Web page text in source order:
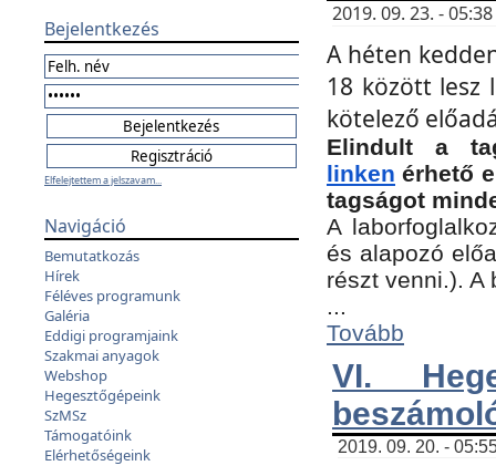
Bejelentkezés
Elfelejtettem a jelszavam...
Navigáció
Bemutatkozás
Hírek
Féléves programunk
Galéria
Eddigi programjaink
Szakmai anyagok
Webshop
Hegesztőgépeink
SzMSz
Támogatóink
Elérhetőségeink
2019. 09. 23. -
A héten
18 között lesz
kötelező
Elindult a
linken érhető
tagságot
A
és alapozó
részt venni.).
...
Tovább
VI.
2019. 09. 20. -